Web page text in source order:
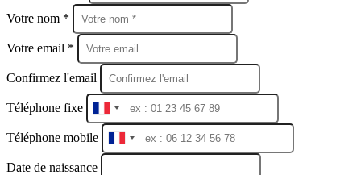
Votre nom *
Votre email *
Confirmez l'email
Téléphone fixe
France
+33
Téléphone mobile
France
+33
Date de naissance